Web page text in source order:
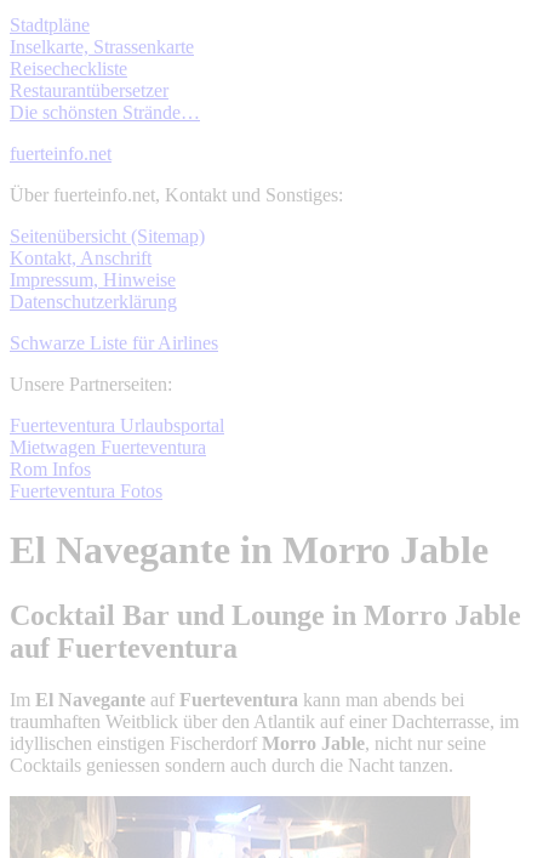
Stadtpläne
Inselkarte, Strassenkarte
Reisecheckliste
Restaurantübersetzer
Die schönsten Strände…
fuerteinfo.net
Über fuerteinfo.net, Kontakt und Sonstiges:
Seitenübersicht (Sitemap)
Kontakt, Anschrift
Impressum, Hinweise
Datenschutzerklärung
Schwarze Liste für Airlines
Unsere Partnerseiten:
Fuerteventura Urlaubsportal
Mietwagen Fuerteventura
Rom Infos
Fuerteventura Fotos
El Navegante in Morro Jable
Cocktail Bar und Lounge in Morro Jable
auf Fuerteventura
Im El Navegante auf Fuerteventura kann man abends bei
traumhaften Weitblick über den Atlantik auf einer Dachterrasse, im
idyllischen einstigen Fischerdorf Morro Jable, nicht nur seine
Cocktails geniessen sondern auch durch die Nacht tanzen.